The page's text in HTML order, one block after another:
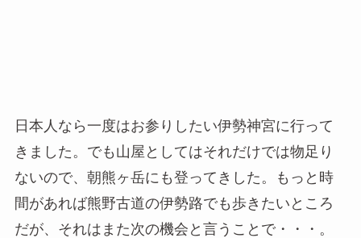
日本人なら一度はお参りしたい伊勢神宮に行って
きました。でも山屋としてはそれだけでは物足り
ないので、朝熊ヶ岳にも登ってきした。もっと時
間があれば熊野古道の伊勢路でも歩きたいところ
だが、それはまた次の機会と言うことで・・・。